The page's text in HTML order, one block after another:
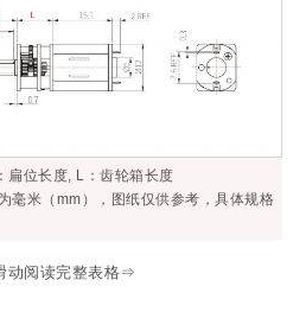
扁位长度, L：齿轮箱长度
毫米（mm），图纸仅供参考，具体规格
动阅读完整表格⇒